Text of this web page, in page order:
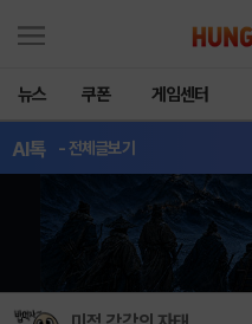
뉴스 쿠폰 게임센터
AI톡 - 전체글보기